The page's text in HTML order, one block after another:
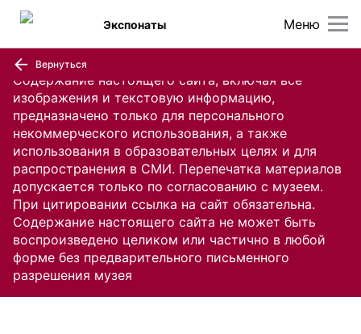
Содержание настоящего сайта, включая все
изображения и текстовую информацию,
предназначено только для персонального
некоммерческого использования, а также
использования в образовательных целях и для
распространения в СМИ. Перепечатка материалов
допускается только по согласованию с музеем.
При цитировании ссылка на сайт обязательна.
Содержание настоящего сайта не может быть
воспроизведено целиком или частично в любой
форме без предварительного письменного
разрешения музея
Меню
Экспонаты
Вернуться